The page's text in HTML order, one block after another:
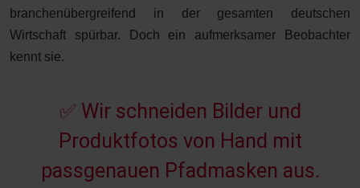
branchenübergreifend in der gesamten deutschen
Wirtschaft spürbar. Doch ein aufmerksamer Beobachter
kennt sie.
✅ Wir schneiden Bi der und
Prod u ktfotos von Hand mit
passgenauen Pfad mas ken aus.